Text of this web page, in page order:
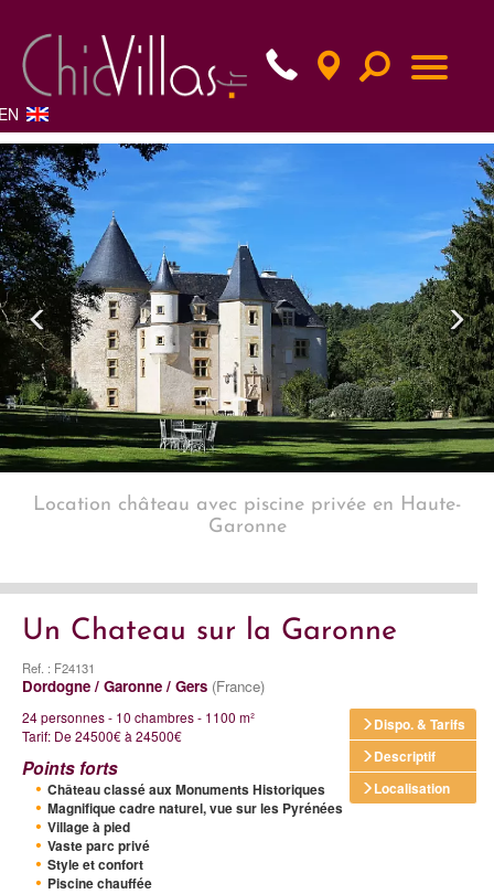
Previous
Location château avec piscine privée en Haute-
Garonne
Un Chateau sur la Garonne
Ref. : F24131
Dordogne / Garonne / Gers (France)
Dispo. & Tarifs
Descriptif
Localisation
24 personnes - 10 chambres - 1100 m²
Tarif: De 24500€ à 24500€
Points forts
Château classé aux Monuments Historiques
Magnifique cadre naturel, vue sur les Pyrénées
Village à pied
Vaste parc privé
Style et confort
Piscine chauffée